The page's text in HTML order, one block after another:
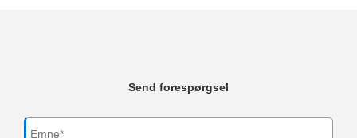
Send forespørgsel